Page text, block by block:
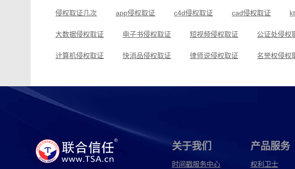
侵权取证几次 app侵权取证 c4d侵权取证 cad侵权取证
大数据侵权取证 电子书侵权取证 短视频侵权取证 公证处侵权
计算机侵权取证 快消品侵权取证 律师说侵权取证 名誉权侵权
亚马逊侵权取证
持续侵权取证 传奇侵权取证 代码侵权取证 盗版侵权取证
店招侵权取证 方法侵权取证 方正侵权取证
关于我们
时间戳服务中心
产品服务
权利卫士